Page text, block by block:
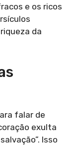
e os ricos
da
falar de
exulta
Isso